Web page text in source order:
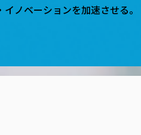
ノベーションを加速させる。